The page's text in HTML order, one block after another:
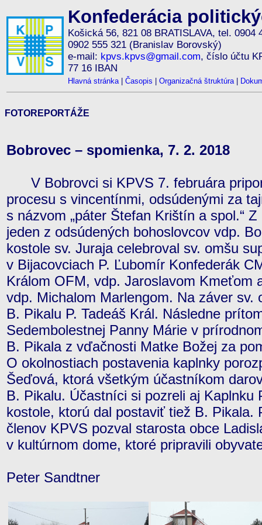
Konfederácia
Košická 56, 821 08 BRATISLAVA, tel. 0904
0902 555 321 (Branislav Borovský)
e-mail: kpvs.kpvs@gmail.com, číslo účtu
77 16 IBAN
Hlavná stránka| Časopis Organizačná štruktúra|
FOTOREPORTÁŽE
Bobrovec – spomienka, 7. 2. 2018
V Bobrovci si KPVS 7. februára
procesu s vincentínmi, odsúdenými za
s názvom „páter Štefan Krištín a spol.“
jeden z odsúdených bohoslovcov vdp.
kostole sv. Juraja celebroval sv. omšu
v Bijacovciach P. Ľubomír Konfederák
Králom OFM, vdp. Jaroslavom Kmeťom
vdp. Michalom Marlengom. Na záver sv.
B. Pikalu P. Tadeáš Král. Následne
Sedembolestnej Panny Márie v
B. Pikala z vďačnosti Matke Božej za
O okolnostiach postavenia kaplnky
Šeďová, ktorá všetkým účastníkom
B. Pikalu. Účastníci si pozreli aj Kaplnku
kostole, ktorú dal postaviť tiež B. Pikala.
členov KPVS pozval starosta obce
v kultúrnom dome, ktoré pripravili
Peter Sandtner